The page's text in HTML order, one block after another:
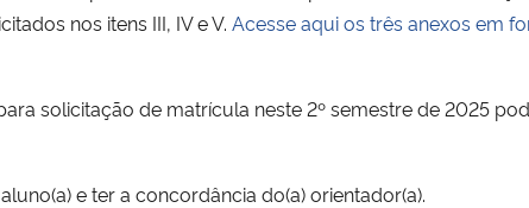
nos itens III, IV e V. Acesse aqui os três anexos em
solicitação de matrícula neste 2º semestre de 2025
e ter a concordância do(a) orientador(a).